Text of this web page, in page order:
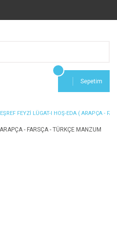
Sepetim
EŞREF FEYZİ LÜGAT-I HOŞ-EDA ( ARAPÇA -